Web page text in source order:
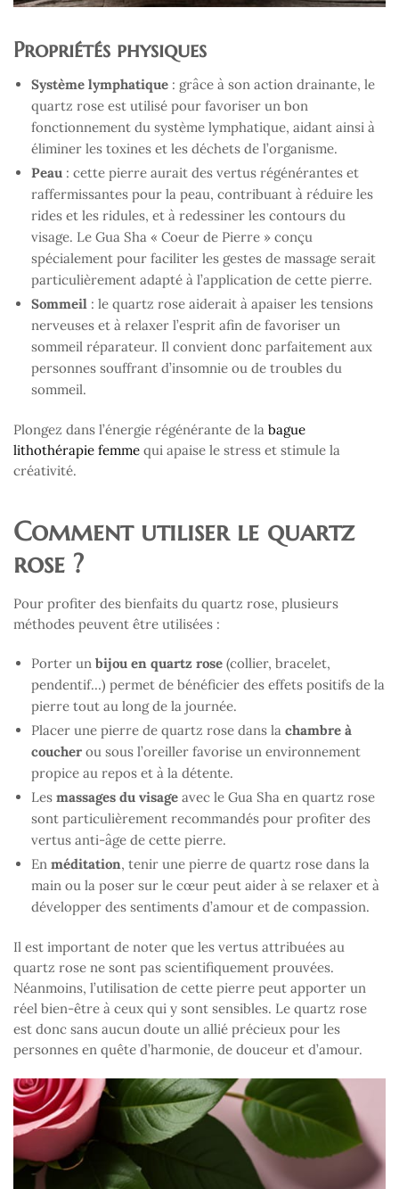
Propriétés physiques
Système lymphatique : grâce à son action drainante, le
quartz rose est utilisé pour favoriser un bon
fonctionnement du système lymphatique, aidant ainsi à
éliminer les toxines et les déchets de l’organisme.
Peau : cette pierre aurait des vertus régénérantes et
raffermissantes pour la peau, contribuant à réduire les
rides et les ridules, et à redessiner les contours du
visage. Le Gua Sha « Coeur de Pierre » conçu
spécialement pour faciliter les gestes de massage serait
particulièrement adapté à l’application de cette pierre.
Sommeil : le quartz rose aiderait à apaiser les tensions
nerveuses et à relaxer l’esprit afin de favoriser un
sommeil réparateur. Il convient donc parfaitement aux
personnes souffrant d’insomnie ou de troubles du
sommeil.
Plongez dans l’énergie régénérante de la bague
lithothérapie femme qui apaise le stress et stimule la
créativité.
Comment utiliser le quartz
rose ?
Pour profiter des bienfaits du quartz rose, plusieurs
méthodes peuvent être utilisées :
Porter un bijou en quartz rose (collier, bracelet,
pendentif…) permet de bénéficier des effets positifs de la
pierre tout au long de la journée.
Placer une pierre de quartz rose dans la chambre à
coucher ou sous l’oreiller favorise un environnement
propice au repos et à la détente.
Les massages du visage avec le Gua Sha en quartz rose
sont particulièrement recommandés pour profiter des
vertus anti-âge de cette pierre.
En méditation, tenir une pierre de quartz rose dans la
main ou la poser sur le cœur peut aider à se relaxer et à
développer des sentiments d’amour et de compassion.
Il est important de noter que les vertus attribuées au
quartz rose ne sont pas scientifiquement prouvées.
Néanmoins, l’utilisation de cette pierre peut apporter un
réel bien-être à ceux qui y sont sensibles. Le quartz rose
est donc sans aucun doute un allié précieux pour les
personnes en quête d’harmonie, de douceur et d’amour.